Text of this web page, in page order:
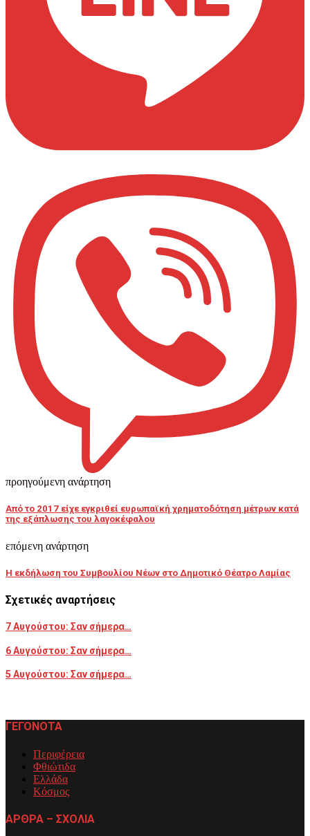
προηγούμενη ανάρτηση
Από το 2017 είχε εγκριθεί ευρωπαϊκή χρηματοδότηση μέτρων κατά
της εξάπλωσης του λαγοκέφαλου
επόμενη ανάρτηση
Η εκδήλωση του Συμβουλίου Νέων στο Δημοτικό Θέατρο Λαμίας
Σχετικές αναρτήσεις
7 Αυγούστου: Σαν σήμερα…
6 Αυγούστου: Σαν σήμερα…
5 Αυγούστου: Σαν σήμερα…
ΓΕΓΟΝΟΤΑ
Περιφέρεια
Φθιώτιδα
Ελλάδα
Κόσμος
ΑΡΘΡΑ – ΣΧΟΛΙΑ